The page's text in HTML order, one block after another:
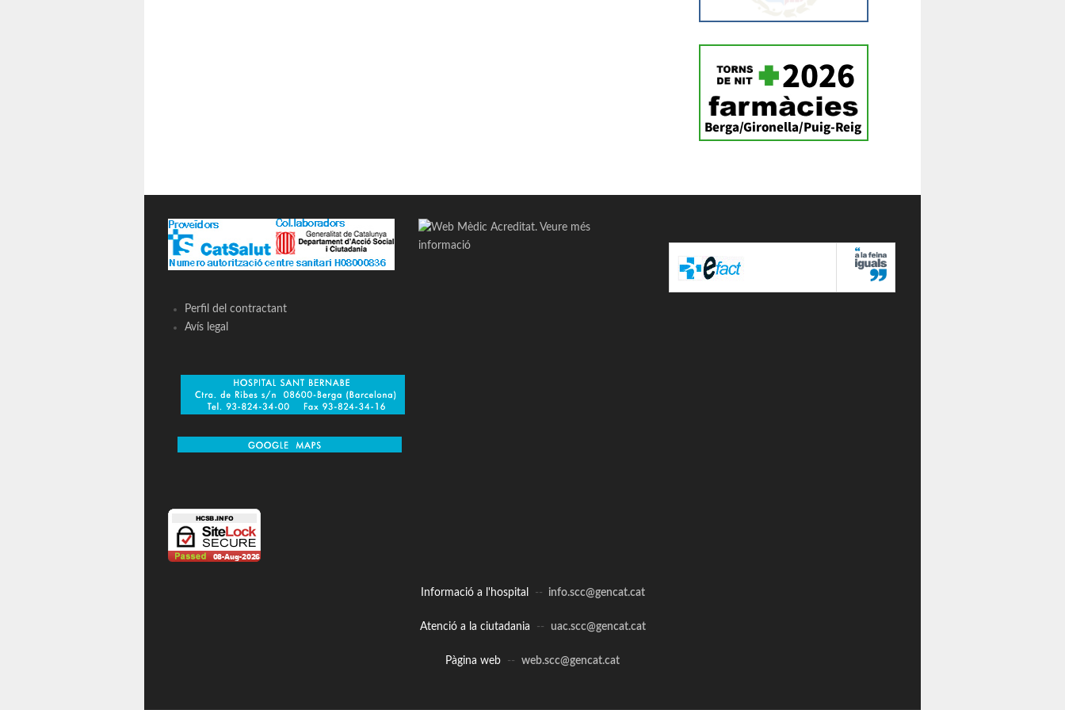
Perfil del contractant
Avís legal
Informació a l'hospital -- info.scc@gencat.cat
Atenció a la ciutadania -- uac.scc@gencat.cat
Pàgina web -- web.scc@gencat.cat